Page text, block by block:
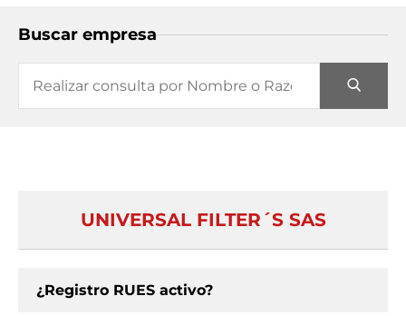
Buscar empresa
UNIVERSAL FILTER´S SAS
¿Registro RUES activo?